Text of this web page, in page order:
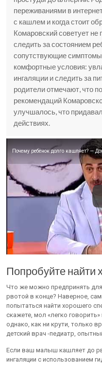
переживаниями в
с кашлем и когда стоит
Комаровский советует не
следить за состоянием
сопутствующие
комфортные условия:
ингаляции и следить за
родители отмечают, что
рекомендаций
улучшалось, что
действиях.
Почему ребёнок долго кашляет? —
Попробуйте найти
Что же можно предпринять
рвотой в конце? Наверное,
попытаться найти хорошего
скажете, мол «легко говорить»
однако, как ни крути, только
детский врач -педиатр,
Если ваш малыш кашляет до
ингаляции с использованием